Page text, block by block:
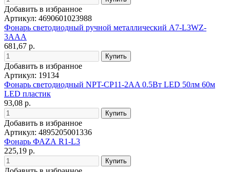
Добавить в избранное
Артикул: 4690601023988
Фонарь светодиодный ручной металлический A7-L3WZ-
3AAA
681,67 р.
Добавить в избранное
Артикул: 19134
Фонарь светодиодный NPT-CP11-2AA 0.5Вт LED 50лм 60м
LED пластик
93,08 р.
Добавить в избранное
Артикул: 4895205001336
Фонарь ФАZА R1-L3
225,19 р.